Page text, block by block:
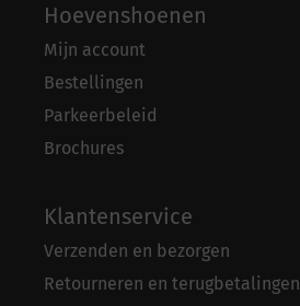
Hoevenshoenen
Mijn account
Bestellingen
Parkeerbeleid
Brochures
Klantenservice
Verzenden en bezorgen
Retourneren en terugbetalingen